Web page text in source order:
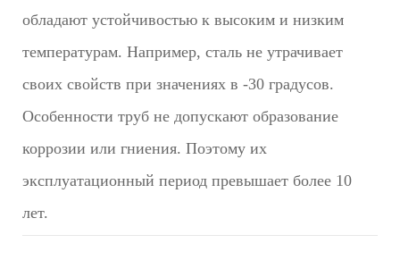
обладают устойчивостью к высоким и низким
температурам. Например, сталь не утрачивает
своих свойств при значениях в -30 градусов.
Особенности труб не допускают образование
коррозии или гниения. Поэтому их
эксплуатационный период превышает более 10
лет.